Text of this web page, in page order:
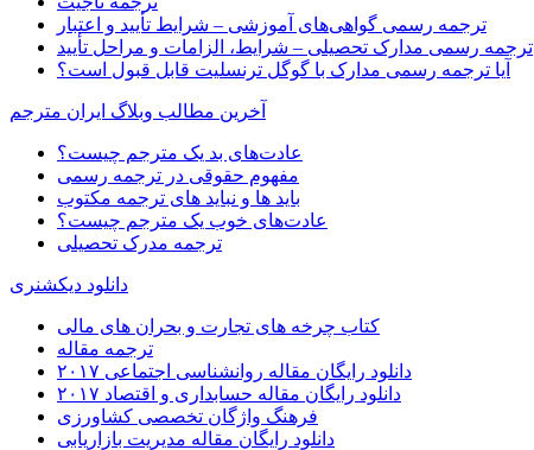
ترجمه رسمی گواهی‌های آموزشی – شرایط تأیید و اعتبار
ترجمه رسمی مدارک تحصیلی – شرایط، الزامات و مراحل تأیید
آیا ترجمه رسمی مدارک با گوگل ترنسلیت قابل قبول است؟
آخرین مطالب وبلاگ ایران مترجم
عادت‌های بد یک مترجم چیست؟
مفهوم حقوقی در ترجمه رسمی
باید ها و نباید های ترجمه مکتوب
عادت‌های خوب یک مترجم چیست؟
ترجمه مدرک تحصیلی
دانلود دیکشنری
کتاب چرخه های تجارت و بحران های مالی
ترجمه مقاله
دانلود رایگان مقاله روانشناسی اجتماعی ۲۰۱۷
دانلود رایگان مقاله حسابداری و اقتصاد ۲۰۱۷
فرهنگ واژگان تخصصی کشاورزی
دانلود رایگان مقاله مدیریت بازاریابی